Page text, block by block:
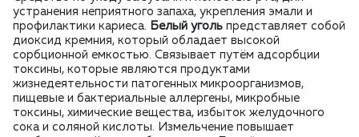
устранения неприятного запаха, укрепления эмали и
профилактики кариеса. Белый уголь представляет собой
диоксид кремния, который обладает высокой
сорбционной емкостью. Связывает путём адсорбции
токсины, которые являются продуктами
жизнедеятельности патогенных микроорганизмов,
пищевые и бактериальные аллергены, микробные
токсины, химические вещества, избыток желудочного
сока и соляной кислоты. Измельчение повышает